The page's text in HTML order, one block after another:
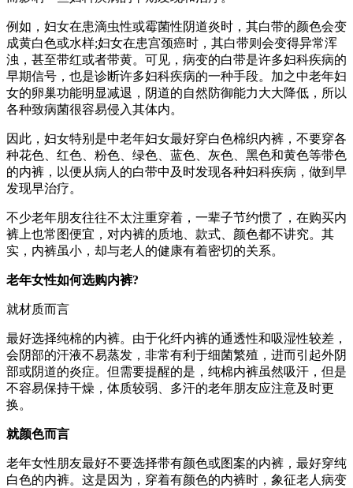
例如，妇女在患滴虫性或霉菌性阴道炎时，其白带的颜色会变
成黄白色或水样;妇女在患宫颈癌时，其白带则会变得异常浑
浊，甚至带红或者带黄。可见，病变的白带是许多妇科疾病的
早期信号，也是诊断许多妇科疾病的一种手段。加之中老年妇
女的卵巢功能明显减退，阴道的自然防御能力大大降低，所以
各种致病菌很容易侵入其体内。
因此，妇女特别是中老年妇女最好穿白色棉织内裤，不要穿各
种花色、红色、粉色、绿色、蓝色、灰色、黑色和黄色等带色
的内裤，以便从病人的白带中及时发现各种妇科疾病，做到早
发现早治疗。
不少老年朋友往往不太注重穿着，一辈子节约惯了，在购买内
裤上也常图便宜，对内裤的质地、款式、颜色都不讲究。其
实，内裤虽小，却与老人的健康有着密切的关系。
老年女性如何选购内裤?
就材质而言
最好选择纯棉的内裤。由于化纤内裤的通透性和吸湿性较差，
会阴部的汗液不易蒸发，非常有利于细菌繁殖，进而引起外阴
部或阴道的炎症。但需要提醒的是，纯棉内裤虽然吸汗，但是
不容易保持干燥，体质较弱、多汗的老年朋友应注意及时更
换。
就颜色而言
老年女性朋友最好不要选择带有颜色或图案的内裤，最好穿纯
白色的内裤。这是因为，穿着有颜色的内裤时，象征老人病变